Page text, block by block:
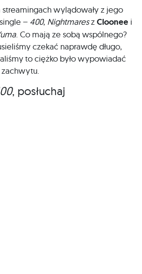
streamingach wylądowały z jego
– 400, NightmareszCloonee i
. Co mają ze sobą wspólnego?
czekać naprawdę długo,
to ciężko było wypowiadać
zachwytu.
, posłuchaj